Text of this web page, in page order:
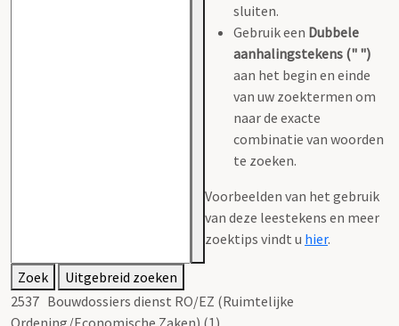
sluiten.
Gebruik een Dubbele
aanhalingstekens (" ")
aan het begin en einde
van uw zoektermen om
naar de exacte
combinatie van woorden
te zoeken.
Voorbeelden van het gebruik
van deze leestekens en meer
zoektips vindt u hier.
Zoek
Uitgebreid zoeken
2537 Bouwdossiers dienst RO/EZ (Ruimtelijke
Ordening/Economische Zaken) (1)